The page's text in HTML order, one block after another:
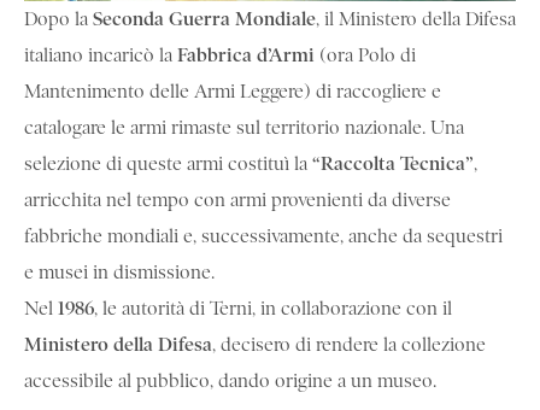
Dopo la Seconda Guerra Mondiale, il Ministero della Difesa
italiano incaricò la Fabbrica d’Armi (ora Polo di
Mantenimento delle Armi Leggere) di raccogliere e
catalogare le armi rimaste sul territorio nazionale. Una
selezione di queste armi costituì la “Raccolta Tecnica”,
arricchita nel tempo con armi provenienti da diverse
fabbriche mondiali e, successivamente, anche da sequestri
e musei in dismissione.
Nel 1986, le autorità di Terni, in collaborazione con il
Ministero della Difesa, decisero di rendere la collezione
accessibile al pubblico, dando origine a un museo.